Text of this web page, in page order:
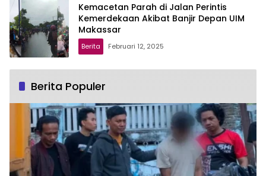
Kemacetan Parah di Jalan Perintis
Kemerdekaan Akibat Banjir Depan UIM
Makassar
Berita Februari 12, 2025
Berita Populer